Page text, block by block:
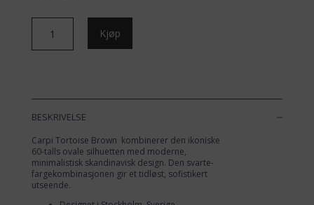
Tortoise
Kjøp
BESKRIVELSE
Carpi Tortoise Brown kombinerer den ikoniske
60-talls ovale silhuetten med moderne,
minimalistisk skandinavisk design. Den svarte-
fargekombinasjonen gir et tidløst, sofistikert
utseende.